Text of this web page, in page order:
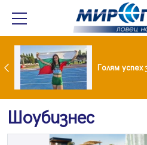
Когато всичко те дразни: тези трикове променят настроението за минути
Шоубизнес